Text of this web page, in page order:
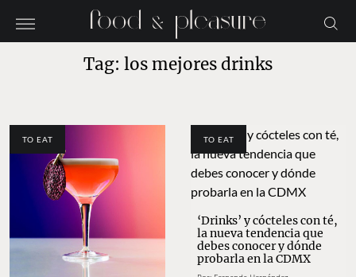
Tag: los mejores drinks
TO EAT TO EAT
‘Drinks’ y cócteles con té,
la nueva tendencia que
debes conocer y dónde
probarla en la CDMX